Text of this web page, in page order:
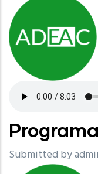
Submitted by